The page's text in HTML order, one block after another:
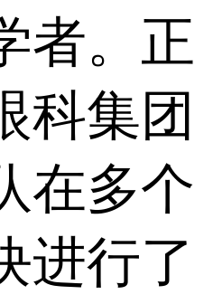
者。正
科集团
在多个
进行了